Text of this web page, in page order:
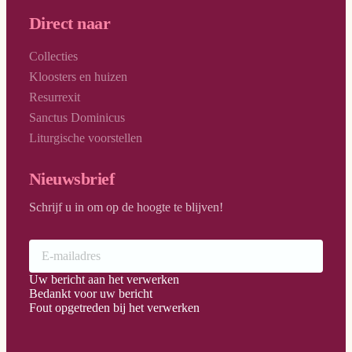
Direct naar
Collecties
Kloosters en huizen
Resurrexit
Sanctus Dominicus
Liturgische voorstellen
Nieuwsbrief
Schrijf u in om op de hoogte te blijven!
Uw bericht aan het verwerken
Bedankt voor uw bericht
Fout opgetreden bij het verwerken